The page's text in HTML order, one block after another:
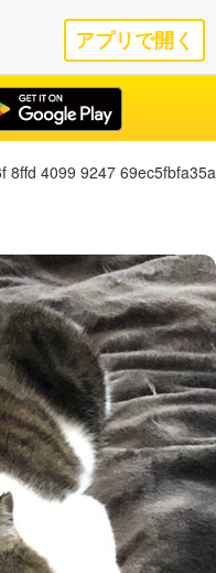
アプリで開く